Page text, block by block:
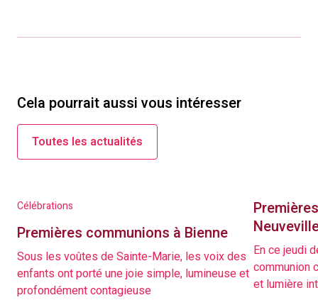
Cela pourrait aussi vous intéresser
Toutes les actualités
Célébrations
Premières communions à Bienne
Sous les voûtes de Sainte-Marie, les voix des
enfants ont porté une joie simple, lumineuse et
profondément contagieuse
En ce jeudi
communion
et lumière